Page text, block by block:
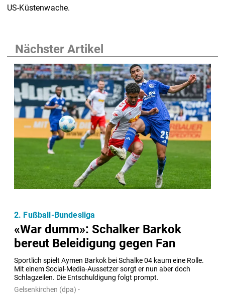
US-Küstenwache.
Nächster Artikel
«War dumm»: Schalker Barkok
bereut Beleidigung gegen Fan
Sportlich spielt Aymen Barkok bei Schalke 04 kaum eine Rolle.
Mit einem Social-Media-Aussetzer sorgt er nun aber doch
Schlagzeilen. Die Entschuldigung folgt prompt.
2. Fußball-Bundesliga
Gelsenkirchen (dpa) -